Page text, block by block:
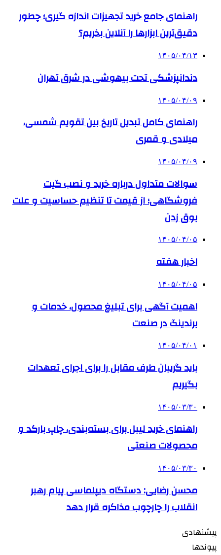
راهنمای جامع خرید تجهیزات اندازه گیری؛ چطور
دقیق‌ترین ابزارها را آنلاین بخریم؟
۱۴۰۵/۰۴/۱۳
دندانپزشکی تحت بیهوشی در شرق تهران
۱۴۰۵/۰۴/۰۹
راهنمای کامل تبدیل تاریخ بین تقویم شمسی،
میلادی و قمری
۱۴۰۵/۰۴/۰۹
سوالات متداول درباره خرید و نصب گیت
فروشگاهی؛ از قیمت تا تنظیم حساسیت و علت
بوق زدن
۱۴۰۵/۰۴/۰۵
اخبار هفته
۱۴۰۵/۰۴/۰۵
اهمیت آگهی برای تبلیغ محصول، خدمات و
برندینگ در صنعت
۱۴۰۵/۰۴/۰۱
باید گریبان طرف مقابل را برای اجرای تعهدات
بگیریم
۱۴۰۵/۰۳/۳۰
راهنمای خرید لیبل برای بسته‌بندی، چاپ بارکد و
محصولات صنعتی
۱۴۰۵/۰۳/۳۰
محسن رضایی: دستگاه دیپلماسی پیام رهبر
انقلاب را چارچوب مذاکره قرار دهد
پیشنهادی
پیوندها